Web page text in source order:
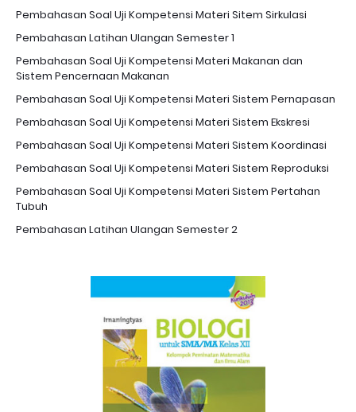
Pembahasan Soal Uji Kompetensi Materi Sitem Sirkulasi
Pembahasan Latihan Ulangan Semester 1
Pembahasan Soal Uji Kompetensi Materi Makanan dan
Sistem Pencernaan Makanan
Pembahasan Soal Uji Kompetensi Materi Sistem Pernapasan
Pembahasan Soal Uji Kompetensi Materi Sistem Ekskresi
Pembahasan Soal Uji Kompetensi Materi Sistem Koordinasi
Pembahasan Soal Uji Kompetensi Materi Sistem Reproduksi
Pembahasan Soal Uji Kompetensi Materi Sistem Pertahan
Tubuh
Pembahasan Latihan Ulangan Semester 2